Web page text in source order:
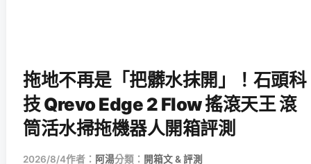
拖地不再是「把髒水抹開」！石頭科
技 Qrevo Edge 2 Flow 搖滾天王 滾
筒活水掃拖機器人開箱評測
2026/8/4作者： 阿湯分類： 開箱文 & 評測